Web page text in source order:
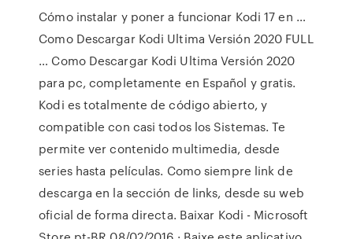
Cómo instalar y poner a funcionar Kodi 17 en …
Como Descargar Kodi Ultima Versión 2020 FULL
… Como Descargar Kodi Ultima Versión 2020
para pc, completamente en Español y gratis.
Kodi es totalmente de código abierto, y
compatible con casi todos los Sistemas. Te
permite ver contenido multimedia, desde
series hasta películas. Como siempre link de
descarga en la sección de links, desde su web
oficial de forma directa. Baixar Kodi - Microsoft